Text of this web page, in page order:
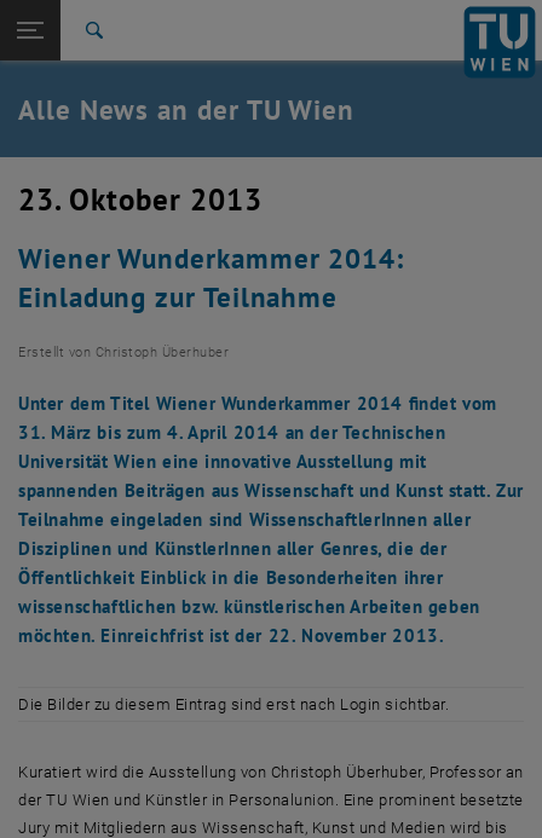
TU Login
Quicklinks
Quicklinks-Menü umschalten
Studium
Karriere
Zurück: Subseiten von TU Wien Startseite auflisten
Zurück zur letzten Ebene:
TU Wien Startseite
Übersicht
Alle News an der TU Wien
23. Oktober 2013
Wiener Wunderkammer 2014:
Einladung zur Teilnahme
Erstellt von Christoph Überhuber
Unter dem Titel Wiener Wunderkammer 2014 findet vom
31. März bis zum 4. April 2014 an der Technischen
Universität Wien eine innovative Ausstellung mit
spannenden Beiträgen aus Wissenschaft und Kunst statt. Zur
Teilnahme eingeladen sind WissenschaftlerInnen aller
Disziplinen und KünstlerInnen aller Genres, die der
Öffentlichkeit Einblick in die Besonderheiten ihrer
wissenschaftlichen bzw. künstlerischen Arbeiten geben
möchten. Einreichfrist ist der 22. November 2013.
Die Bilder zu diesem Eintrag sind erst nach Login sichtbar.
Kuratiert wird die Ausstellung von Christoph Überhuber, Professor an
der TU Wien und Künstler in Personalunion. Eine prominent besetzte
Jury mit Mitgliedern aus Wissenschaft, Kunst und Medien wird bis